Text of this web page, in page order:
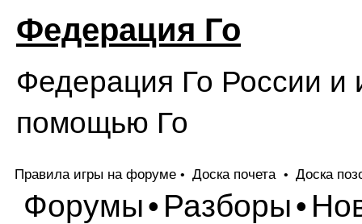
Федерация Го
Федерация Го России и
помощью Го
Правила игры на форуме • Доска почета • Доска
Форумы• Разборы•